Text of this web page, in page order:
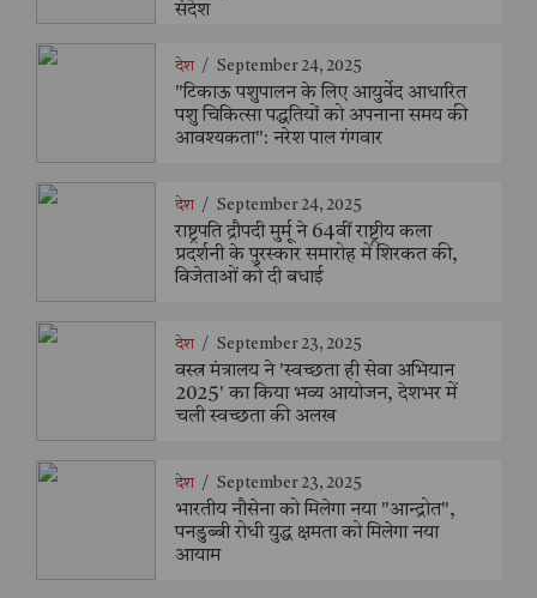
संदेश
देश / September 24, 2025
"टिकाऊ पशुपालन के लिए आयुर्वेद आधारित
पशु चिकित्सा पद्धतियों को अपनाना समय की
आवश्यकता": नरेश पाल गंगवार
देश / September 24, 2025
राष्ट्रपति द्रौपदी मुर्मू ने 64वीं राष्ट्रीय कला
प्रदर्शनी के पुरस्कार समारोह में शिरकत की,
विजेताओं को दी बधाई
देश / September 23, 2025
वस्त्र मंत्रालय ने 'स्वच्छता ही सेवा अभियान
2025' का किया भव्य आयोजन, देशभर में
चली स्वच्छता की अलख
देश / September 23, 2025
भारतीय नौसेना को मिलेगा नया "आन्द्रोत",
पनडुब्बी रोधी युद्ध क्षमता को मिलेगा नया
आयाम